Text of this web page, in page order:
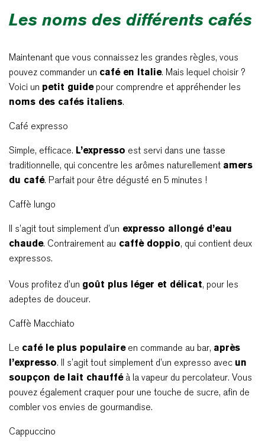
Les noms des différents cafés
Maintenant que vous connaissez les grandes règles, vous
pouvez commander un café en Italie. Mais lequel choisir ?
Voici un petit guidepour comprendre et appréhender les
noms des cafés italiens.
Café expresso
Simple, efficace. L’expresso est servi dans une tasse
traditionnelle, qui concentre les arômes naturellement amers
du café. Parfait pour être dégusté en 5 minutes !
Caffè lungo
Il s’agit tout simplement d’un expresso allongé d’eau
chaude. Contrairement au caffè doppio, qui contient deux
expressos.
Vous profitez d’un goût plus léger et délicat, pour les
adeptes de douceur.
Caffè Macchiato
Le café le plus populaireen commande au bar, après
l’expresso. Il s’agit tout simplement d’un expresso avec un
soupçon de lait chaufféà la vapeur du percolateur. Vous
pouvez également craquer pour une touche de sucre, afin de
combler vos envies de gourmandise.
Cappuccino